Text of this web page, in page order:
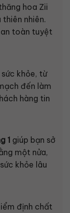
hoa Zii
nhiên.
toàn tuyệt
khỏe, từ
đến làm
hàng tin
1 giúp bạn sở
một nửa,
khỏe lâu
định chất